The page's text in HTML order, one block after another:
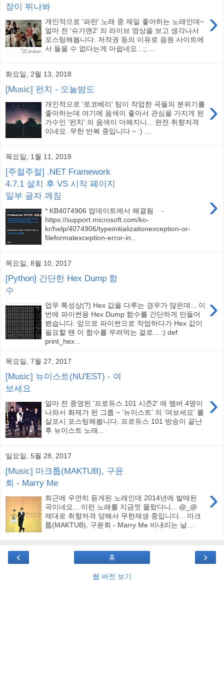
장이 뛰나봐
›
개인적으로 '파란' 노래 중 제일 좋아하는 노래인데~
얼마 전 '슈가맨2' 의 라이브 영상을 보고 생각나서
포스팅해봅니다. 저작권 등의 이유로 음원 사이트에
서 들을 수 없다는게 아쉽네요.. ;; ...
화요일, 2월 13, 2018
[Music] 펀치 - 오늘밤도
›
개인적으로 '로코베리' 팀이 작업한 곡들의 분위기를
좋아하는데 여기에 음색이 좋아서 관심을 가지게 된
가수인 '펀치' 의 음색이 더해지니... 완전 취향저격
이네요. 무한 반복 중입니다 ~ :) ...
목요일, 1월 11, 2018
[주절주절] .NET Framework
4.7.1 설치 후 VS 시작 페이지
일부 글자 깨짐
›
* KB4074906 업데이트에서 해결됨 -
https://support.microsoft.com/ko-
kr/help/4074906/typeinitializationexception-or-
fileformatexception-error-in...
목요일, 8월 10, 2017
[Python] 간단한 Hex Dump 함
수
›
업무 특성상(?) Hex 값을 다루는 경우가 많은데... 이
번에 파이썬용 Hex Dump 함수를 간단하게 만들어
봤습니다. 앞으로 파이썬으로 작업하다가 Hex 값이
필요할 땐 이 함수를 우려먹는 걸로... :) def
print_hex...
목요일, 7월 27, 2017
[Music] 뉴이스트(NU'EST) - 여
보세요
›
얼마 전 종영된 '프로듀스 101 시즌2' 에 멤버 4명이
나와서 화제가 된 그룹 ~ '뉴이스트' 의 '여보세요' 를
살포시 포스팅해봅니다. 프로듀스 101 방송이 끝난
후 뉴이스트 노래...
일요일, 5월 28, 2017
[Music] 마크툽(MAKTUB), 구윤
회 - Marry Me
›
최근에 우연히 듣게된 노래인데 2014년에 발매된
곡이네요... 이런 노래를 지금껏 몰랐다니... @_@
제대로 취향저격 당해서 무한재생 중입니다... 마크
툽(MAKTUB), 구윤회 - Marry Me 비내리는 날...
‹ ›
홈
웹 버전 보기